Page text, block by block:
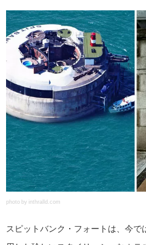
photo by inthralld.com
スピットバンク・フォートは、今で